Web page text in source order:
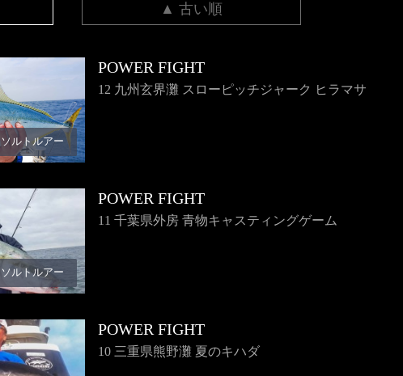
▲ 古い順
ソルトルアー
POWER FIGHT
12 九州玄界灘 スローピッチジャーク ヒラマサ
ソルトルアー
POWER FIGHT
11 千葉県外房 青物キャスティングゲーム
POWER FIGHT
10 三重県熊野灘 夏のキハダ